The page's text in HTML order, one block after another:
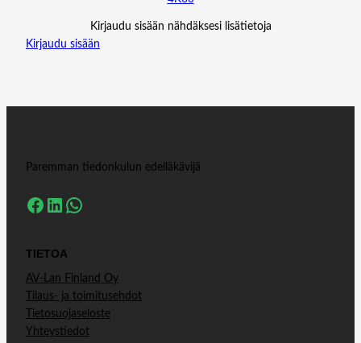
Kirjaudu sisään nähdäksesi lisätietoja
Kirjaudu sisään
Paremman tiedonkulun edelläkävijä
Facebook LinkedIn WhatsApp
TIETOA
AV-Lan Finland Oy
Tilaus- ja toimitusehdot
Tietosuojaseloste
Yhteystiedot